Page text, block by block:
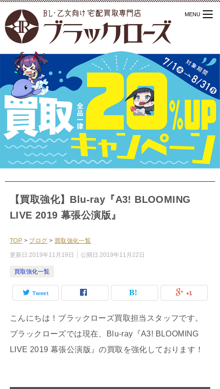
【買取強化】Blu-ray『A3! BLOOMING
LIVE 2019 幕張公演版』
TOP > ブログ > 買取強化一覧
更新日:2019年11月19日 公開日:2019年11月22日
買取強化一覧
Tweet +1
こんにちは！ブラックローズ買取担当スタッフです。
ブラックローズでは現在、Blu-ray『A3! BLOOMING
LIVE 2019 幕張公演版』の買取を強化しております！